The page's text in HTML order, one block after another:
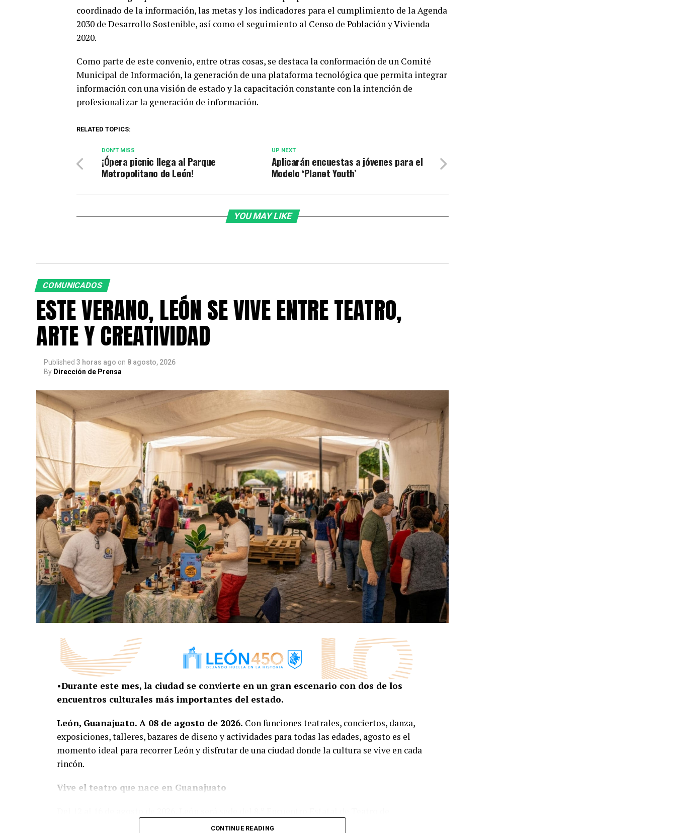
coordinado de la información, las metas y los indicadores para el cumplimiento de la Agenda
2030 de Desarrollo Sostenible, así como el seguimiento al Censo de Población y Vivienda
2020.
Como parte de este convenio, entre otras cosas, se destaca la conformación de un Comité
Municipal de Información, la generación de una plataforma tecnológica que permita integrar
información con una visión de estado y la capacitación constante con la intención de
profesionalizar la generación de información.
RELATED TOPICS:
UP NEXT
Aplicarán encuestas a jóvenes para el
Modelo ‘Planet Youth’
DON'T MISS
¡Ópera picnic llega al Parque
Metropolitano de León!
YOU MAY LIKE
COMUNICADOS
ESTE VERANO, LEÓN SE VIVE ENTRE TEATRO,
ARTE Y CREATIVIDAD
Published 3 horas ago on 8 agosto, 2026
By Dirección de Prensa
•Durante este mes, la ciudad se convierte en un gran escenario con dos de los
encuentros culturales más importantes del estado.
León, Guanajuato. A 08 de agosto de 2026. Con funciones teatrales, conciertos, danza,
exposiciones, talleres, bazares de diseño y actividades para todas las edades, agosto es el
momento ideal para recorrer León y disfrutar de una ciudad donde la cultura se vive en cada
rincón.
Vive el teatro que nace en Guanajuato
Guanajuato, un espacio que reúne a compañías, colectivos y creadoras y creadores escénicos
CONTINUE READING